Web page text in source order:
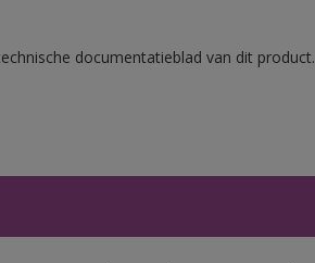
documentatieblad van dit product.